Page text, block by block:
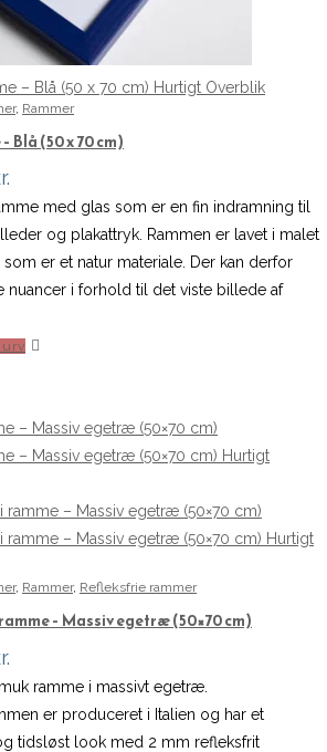
Hurtigt Overblik
, Rammer
Blå (50 x 70 cm)
med glas som er en fin indramning til
og plakattryk. Rammen er lavet i malet
er et natur materiale. Der kan derfor
nuancer i forhold til det viste billede af
Hurtigt
Hurtigt
, Rammer, Refleksfrie rammer
– Massiv egetræ (50×70 cm)
ramme i massivt egetræ.
er produceret i Italien og har et
tidsløst look med 2 mm refleksfrit